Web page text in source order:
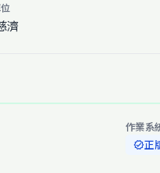
濟
作業系
verified正